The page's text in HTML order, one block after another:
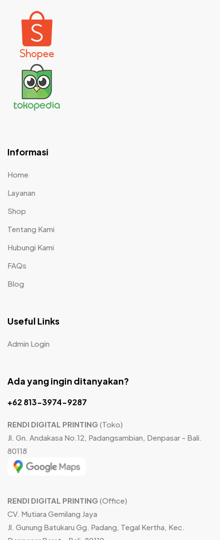
Informasi
Home
Layanan
Shop
Tentang Kami
Hubungi Kami
FAQs
Blog
Useful Links
Admin Login
Ada yang ingin ditanyakan?
+62 813-3974-9287
RENDI DIGITAL PRINTING (Toko)
Jl. Gn. Andakasa No.12, Padangsambian, Denpasar - Bali.
80118
RENDI DIGITAL PRINTING (Office)
CV. Mutiara Gemilang Jaya
Jl. Gunung Batukaru Gg. Padang, Tegal Kertha, Kec.